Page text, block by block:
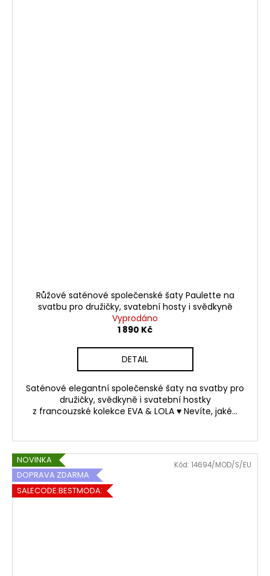
Růžové saténové společenské šaty Paulette na
svatbu pro družičky, svatební hosty i svědkyně
Vyprodáno
1 890 Kč
DETAIL
Saténové elegantní společenské šaty na svatby pro
družičky, svědkyně i svatební hostky
z francouzské kolekce EVA & LOLA ♥ Nevíte, jaké...
NOVINKA
DOPRAVA ZDARMA
SALECODE:BESTMODA20:20:%
Kód: 14694/MOD/S/EU